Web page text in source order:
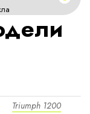
Triumph 1200